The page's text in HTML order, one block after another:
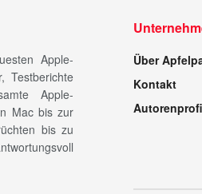
Apple-
Testberichte
Apple-
Mac bis zur
bis zu
Über
Kontakt